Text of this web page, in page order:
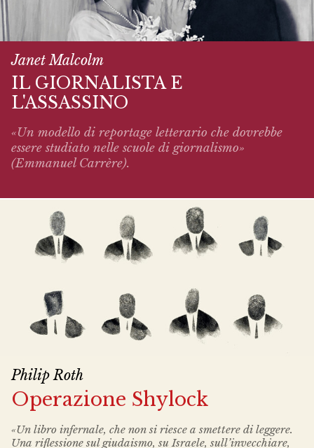
Janet Malcolm
IL GIORNALISTA E
L'ASSASSINO
«Un modello di reportage letterario che dovrebbe
essere studiato nelle scuole di giornalismo»
(Emmanuel Carrère).
Philip Roth
Operazione Shylock
«Un libro infernale, che non si riesce a smettere di leggere.
Una riflessione sul giudaismo, su Israele, sull’invecchiare,